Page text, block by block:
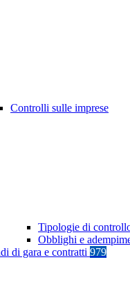
Controlli sulle imprese
Tipologie di
Obblighi e
di gara e contratti 979